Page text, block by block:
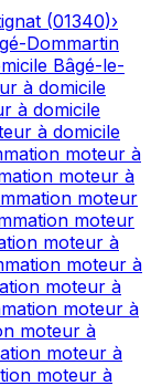
(01340)›
Dommartin
Bâgé-le-
à domicile
à domicile
à domicile
moteur à
moteur à
moteur
moteur
moteur à
moteur à
moteur à
moteur à
moteur à
moteur à
moteur à